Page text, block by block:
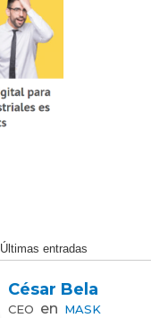
Últimas entradas
César Bela
CEO en MASK